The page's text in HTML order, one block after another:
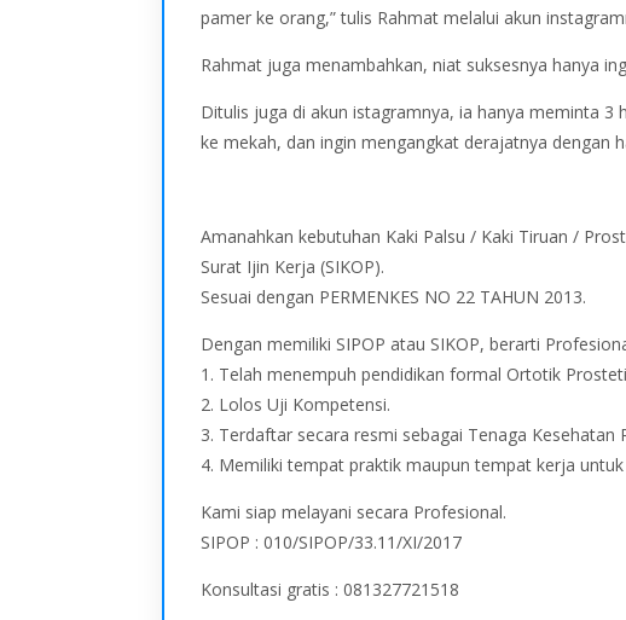
pamer ke orang,” tulis Rahmat melalui akun
Rahmat juga menambahkan, niat suksesnya hanya
Ditulis juga di akun istagramnya, ia hanya meminta 3
ke mekah, dan ingin mengangkat derajatnya dengan
Amanahkan kebutuhan Kaki Palsu / Kaki Tiruan /
Surat Ijin Kerja (SIKOP).
Sesuai dengan PERMENKES NO 22 TAHUN 2013.
Dengan memiliki SIPOP atau SIKOP, berarti
1. Telah menempuh pendidikan formal Ortotik
2. Lolos Uji Kompetensi.
3. Terdaftar secara resmi sebagai Tenaga Kesehatan
4. Memiliki tempat praktik maupun tempat kerja
Kami siap melayani secara Profesional.
SIPOP : 010/SIPOP/33.11/XI/2017
Konsultasi gratis : 081327721518